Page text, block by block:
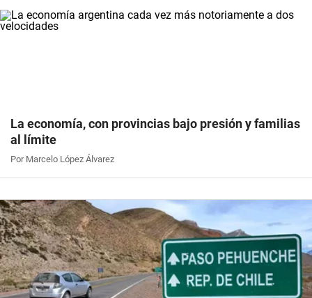
La economía, con provincias bajo presión y familias
al límite
Por Marcelo López Álvarez